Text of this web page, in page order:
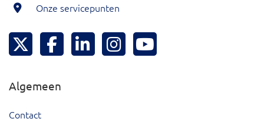
Onze servicepunten
Hoeksche Waard Twitter
Hoeksche Waard Facebook
Hoeksche Waard LinkedIn
Hoeksche Waard Instagram
Algemeen
Contact